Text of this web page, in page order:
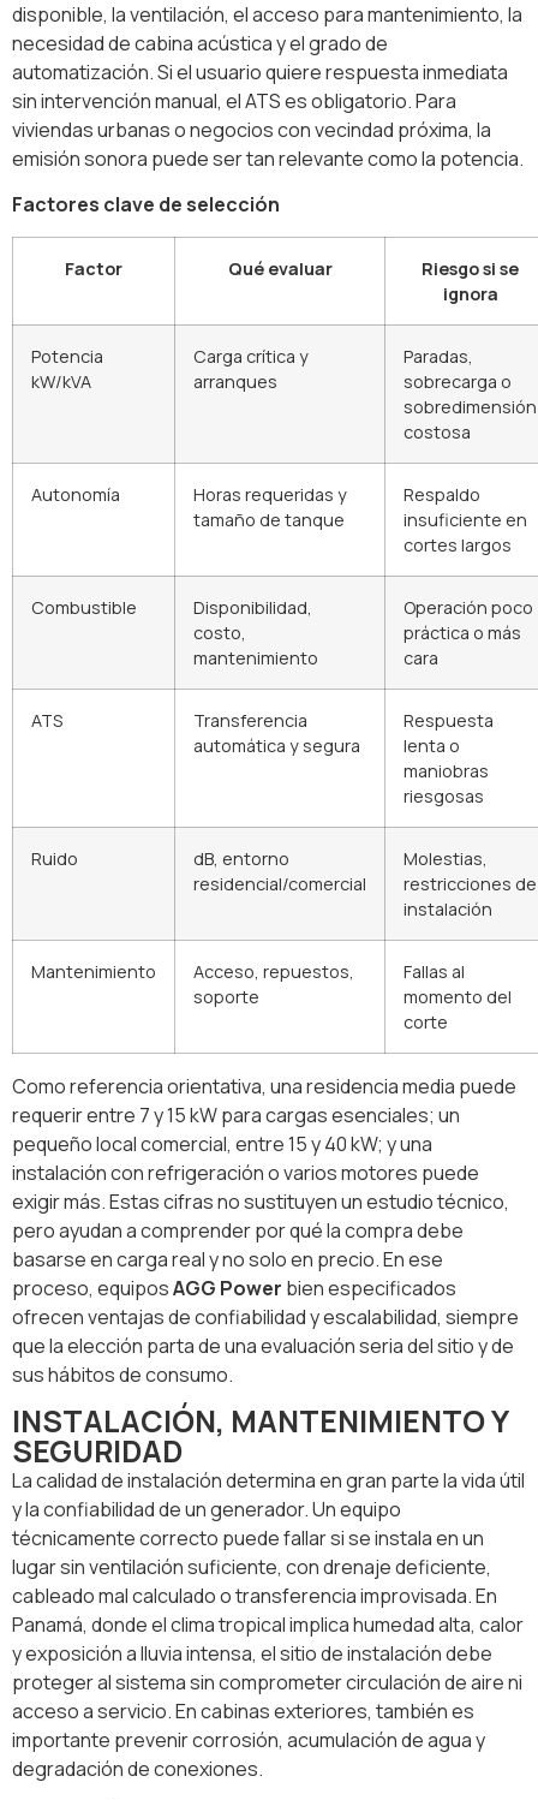
disponible, la ventilación, el acceso para mantenimiento, la
necesidad de cabina acústica y el grado de
automatización. Si el usuario quiere respuesta inmediata
sin intervención manual, el ATS es obligatorio. Para
viviendas urbanas o negocios con vecindad próxima, la
emisión sonora puede ser tan relevante como la potencia.
Factores clave de selección
Factor Qué evaluar
Riesgo si se
ignora
Potencia
kW/kVA
Carga crítica y
arranques
Paradas,
sobrecarga o
sobredimensión
costosa
Autonomía
Horas requeridas y
tamaño de tanque
Respaldo
insuficiente en
cortes largos
Combustible
Disponibilidad,
costo,
mantenimiento
Operación poco
práctica o más
cara
ATS
Transferencia
automática y segura
Respuesta
lenta o
maniobras
riesgosas
Ruido
dB, entorno
residencial/comercial
Molestias,
restricciones de
instalación
Mantenimiento
Acceso, repuestos,
soporte
Fallas al
momento del
corte
Como referencia orientativa, una residencia media puede
requerir entre 7 y 15 kW para cargas esenciales; un
pequeño local comercial, entre 15 y 40 kW; y una
instalación con refrigeración o varios motores puede
exigir más. Estas cifras no sustituyen un estudio técnico,
pero ayudan a comprender por qué la compra debe
basarse en carga real y no solo en precio. En ese
proceso, equiposAGG Power bien especificados
ofrecen ventajas de confiabilidad y escalabilidad, siempre
que la elección parta de una evaluación seria del sitio y de
sus hábitos de consumo.
INSTALACIÓN, MANTENIMIENTO Y
SEGURIDAD
La calidad de instalación determina en gran parte la vida útil
y la confiabilidad de un generador. Un equipo
técnicamente correcto puede fallar si se instala en un
lugar sin ventilación suficiente, con drenaje deficiente,
cableado mal calculado o transferencia improvisada. En
Panamá, donde el clima tropical implica humedad alta, calor
y exposición a lluvia intensa, el sitio de instalación debe
proteger al sistema sin comprometer circulación de aire ni
acceso a servicio. En cabinas exteriores, también es
importante prevenir corrosión, acumulación de agua y
degradación de conexiones.